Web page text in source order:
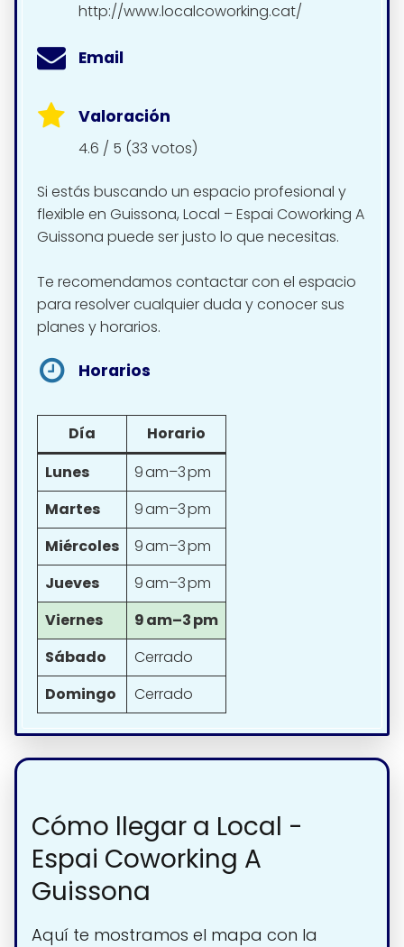
http://www.localcoworking.cat/
Email
Valoración
4.6 / 5 (33 votos)
Si estás buscando un espacio profesional y
flexible en Guissona, Local – Espai Coworking A
Guissona puede ser justo lo que necesitas.
Te recomendamos contactar con el espacio
para resolver cualquier duda y conocer sus
planes y horarios.
Horarios
Día
Horario
Lunes
9 am–3 pm
Martes
9 am–3 pm
Miércoles
9 am–3 pm
Jueves
9 am–3 pm
Viernes
9 am–3 pm
Sábado
Cerrado
Domingo
Cerrado
Cómo llegar a Local -
Espai Coworking A
Guissona
Aquí te mostramos el mapa con la